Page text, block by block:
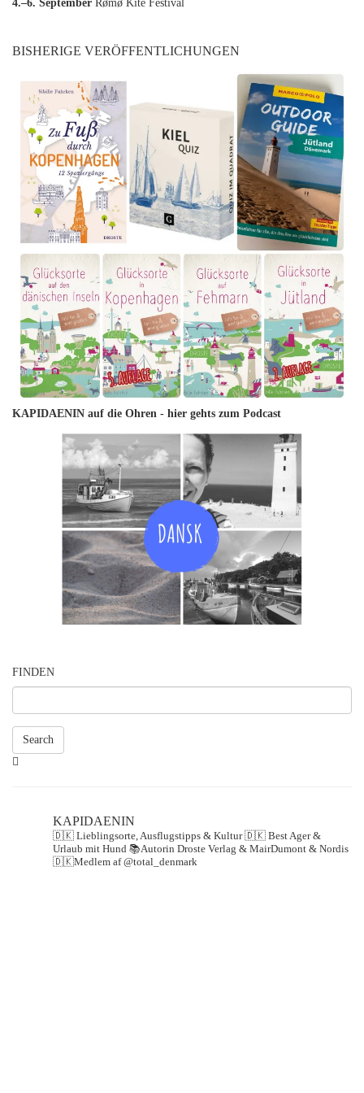
4.–6. September Rømø Kite Festival
BISHERIGE VERÖFFENTLICHUNGEN
KAPIDAENIN auf die Ohren - hier gehts zum Podcast
FINDEN
Search
KAPIDAENIN
🇩🇰 Lieblingsorte, Ausflugstipps & Kultur🇩🇰 Best Ager &
Urlaub mit Hund 📚Autorin Droste Verlag & MairDumont & Nordis
🇩🇰Medlem af @total_denmark